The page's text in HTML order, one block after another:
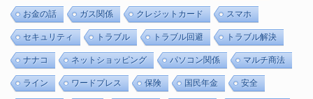
お金の話 ガス関係 クレジットカード スマホ
セキュリティ トラブル トラブル回避 トラブル解決
ナナコ ネットショッピング パソコン関係 マルチ商法
ライン ワードプレス 保険 国民年金 安全